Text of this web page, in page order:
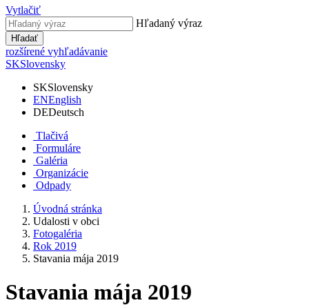
Vytlačiť
Hľadaný výraz
Hľadať
rozšírené vyhľadávanie
SKSlovensky
SKSlovensky
ENEnglish
DEDeutsch
Tlačivá
Formuláre
Galéria
Organizácie
Odpady
Úvodná stránka
Udalosti v obci
Fotogaléria
Rok 2019
Stavania mája 2019
Stavania mája 2019